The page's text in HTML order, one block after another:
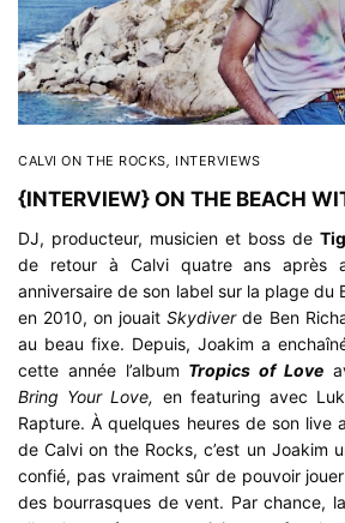
CALVI ON THE ROCKS INTERVIEWS
{INTERVIEW} ON THE BEACH
DJ, producteur, musicien et boss de
de retour à Calvi quatre ans après
anniversaire de son label sur la plage du
en 2010, on jouaitSkydiverde Ben
au beau fixe. Depuis, Joakim a
cette année l’album Tropics of Love
Bring Your Love, en featuring avec
Rapture. À quelques heures de son live
deCalvi on the Rocks, c’est un Joakim
confié, pas vraiment sûr de pouvoir
des bourrasques de vent. Par chance,